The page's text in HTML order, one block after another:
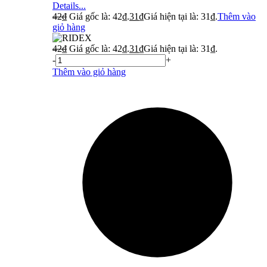
Details...
42₫ Giá gốc là: 42₫.31₫Giá hiện tại là: 31₫.Thêm vào
giỏ hàng
42₫ Giá gốc là: 42₫.31₫Giá hiện tại là: 31₫.
-
+
Thêm vào giỏ hàng